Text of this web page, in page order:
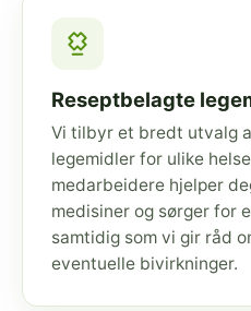
Reseptbelagte
Vi tilbyr et bredt utvalg
legemidler for ulike
medarbeidere hjelper
medisiner og sørger for
samtidig som vi gir råd
eventuelle bivirkninger.